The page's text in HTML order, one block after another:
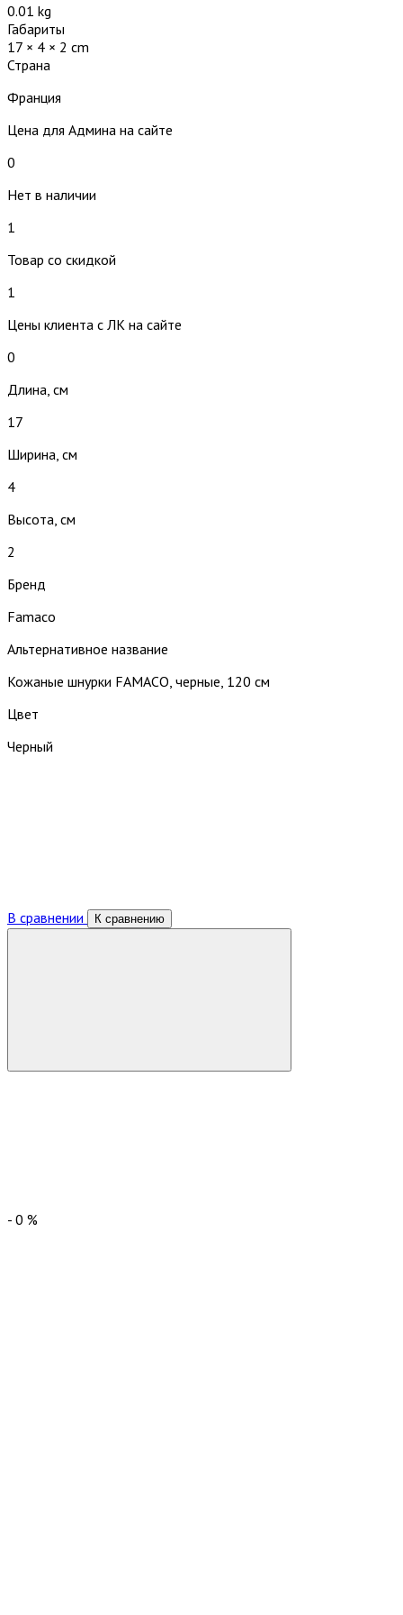
0.01 kg
Габариты
17 × 4 × 2 cm
Страна
Франция
Цена для Админа на сайте
0
Нет в наличии
1
Товар со скидкой
1
Цены клиента с ЛК на сайте
0
Длина, см
17
Ширина, см
4
Высота, см
2
Бренд
Famaco
Альтернативное название
Кожаные шнурки FAMACO, черные, 120 см
Цвет
Черный
В сравнении К сравнению
- 0 %